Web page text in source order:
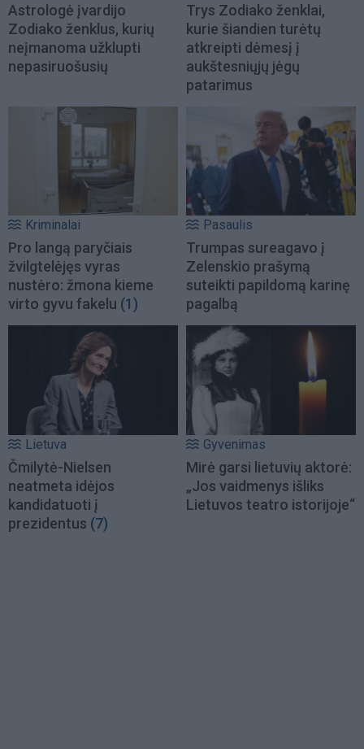
Astrologė įvardijo
Zodiako ženklus, kurių
neįmanoma užklupti
nepasiruošusių
Trys Zodiako ženklai,
kurie šiandien turėtų
atkreipti dėmesį į
aukštesniųjų jėgų
patarimus
Kriminalai
Pro langą paryčiais
žvilgtelėjęs vyras
nustėro: žmona kieme
virto gyvu fakelu (1)
Pasaulis
Trumpas sureagavo į
Zelenskio prašymą
suteikti papildomą karinę
pagalbą
Lietuva
Čmilytė-Nielsen
neatmeta idėjos
kandidatuoti į
prezidentus (7)
Gyvenimas
Mirė garsi lietuvių aktorė:
„Jos vaidmenys išliks
Lietuvos teatro istorijoje“